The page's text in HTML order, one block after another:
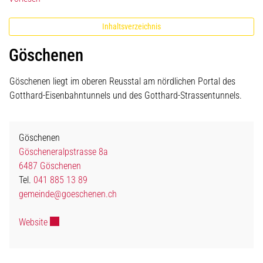
Inhaltsverzeichnis
Göschenen
Göschenen liegt im oberen Reusstal am nördlichen Portal des
Gotthard-Eisenbahntunnels und des Gotthard-Strassentunnels.
Göschenen
Göscheneralpstrasse 8a
6487 Göschenen
Tel. 041 885 13 89
gemeinde@goeschenen.ch
WebsiteExterner Link wird in einem neuen Fenster geöffnet.